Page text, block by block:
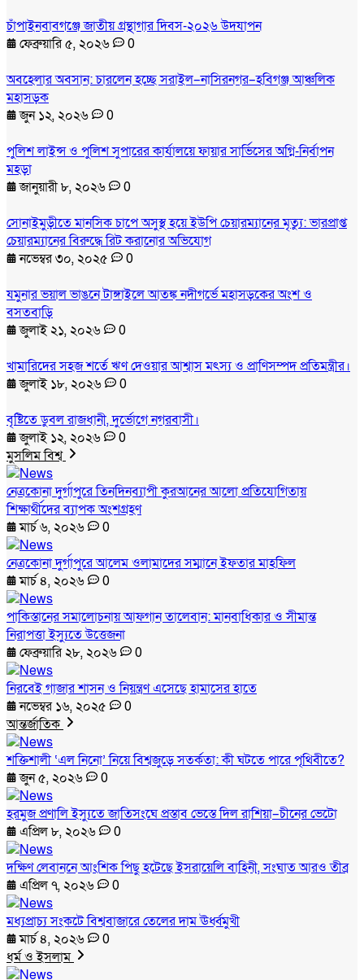
চাঁপাইনবাবগঞ্জে জাতীয় গ্রন্থাগার দিবস-২০২৬ উদযাপন
ফেব্রুয়ারি ৫, ২০২৬
0
অবহেলার অবসান: চারলেন হচ্ছে সরাইল–নাসিরনগর–হবিগঞ্জ আঞ্চলিক
মহাসড়ক
জুন ১২, ২০২৬
0
পুলিশ লাইন্স ও পুলিশ সুপারের কার্যালয়ে ফায়ার সার্ভিসের অগ্নি-নির্বাপন
মহড়া
জানুয়ারী ৮, ২০২৬
0
সোনাইমুড়ীতে মানসিক চাপে অসুস্থ হয়ে ইউপি চেয়ারম্যানের মৃত্যু: ভারপ্রাপ্ত
চেয়ারম্যানের বিরুদ্ধে রিট করানোর অভিযোগ
নভেম্বর ৩০, ২০২৫
0
যমুনার ভয়াল ভাঙনে টাঙ্গাইলে আতঙ্ক নদীগর্ভে মহাসড়কের অংশ ও
বসতবাড়ি
জুলাই ২১, ২০২৬
0
খামারিদের সহজ শর্তে ঋণ দেওয়ার আশ্বাস মৎস্য ও প্রাণিসম্পদ প্রতিমন্ত্রীর।
জুলাই ১৮, ২০২৬
0
বৃষ্টিতে ডুবল রাজধানী, দুর্ভোগে নগরবাসী।
জুলাই ১২, ২০২৬
0
মুসলিম বিশ্ব
নেত্রকোনা দুর্গাপুরে তিনদিনব্যাপী কুরআনের আলো প্রতিযোগিতায়
শিক্ষার্থীদের ব্যাপক অংশগ্রহণ
মার্চ ৬, ২০২৬
0
নেত্রকোনা দুর্গাপুরে আলেম ওলামাদের সম্মানে ইফতার মাহফিল
মার্চ ৪, ২০২৬
0
পাকিস্তানের সমালোচনায় আফগান তালেবান: মানবাধিকার ও সীমান্ত
নিরাপত্তা ইস্যুতে উত্তেজনা
ফেব্রুয়ারি ২৮, ২০২৬
0
নিরবেই গাজার শাসন ও নিয়ন্ত্রণ এসেছে হামাসের হাতে
নভেম্বর ১৬, ২০২৫
0
আন্তর্জাতিক
শক্তিশালী ‘এল নিনো’ নিয়ে বিশ্বজুড়ে সতর্কতা: কী ঘটতে পারে পৃথিবীতে?
জুন ৫, ২০২৬
0
হরমুজ প্রণালি ইস্যুতে জাতিসংঘে প্রস্তাব ভেস্তে দিল রাশিয়া–চীনের ভেটো
এপ্রিল ৮, ২০২৬
0
দক্ষিণ লেবাননে আংশিক পিছু হটেছে ইসরায়েলি বাহিনী, সংঘাত আরও তীব্র
এপ্রিল ৭, ২০২৬
0
মধ্যপ্রাচ্য সংকটে বিশ্ববাজারে তেলের দাম ঊর্ধ্বমুখী
মার্চ ৪, ২০২৬
0
ধর্ম ও ইসলাম